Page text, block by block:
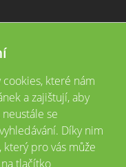
vyhrazena
Realitní akademie České
které nám
a zajištují, aby
se
Díky nim
pro vás může
tlačítko